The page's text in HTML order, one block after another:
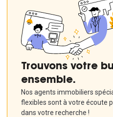
Trouvons votre
ensemble.
Nos agents immobiliers
flexibles sont à votre écoute
dans votre recherche !